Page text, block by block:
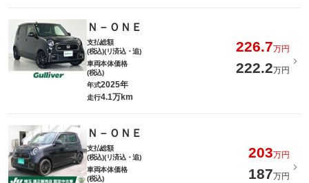
Ｎ－ＯＮＥ
支払総額
(税込)(リ済込・追)
226.7万円
車両本体価格
(税込)
222.2万円
年式2025年
走行4.1万km
Ｎ－ＯＮＥ
支払総額
(税込)(リ済込・追)
203万円
車両本体価格
(税込)
187万円